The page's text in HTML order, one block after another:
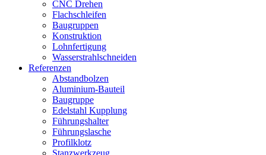
CNC Drehen
Flachschleifen
Baugruppen
Konstruktion
Lohnfertigung
Wasserstrahlschneiden
Referenzen
Abstandbolzen
Aluminium-Bauteil
Baugruppe
Edelstahl Kupplung
Führungshalter
Führungslasche
Profilklotz
Stanzwerkzeug